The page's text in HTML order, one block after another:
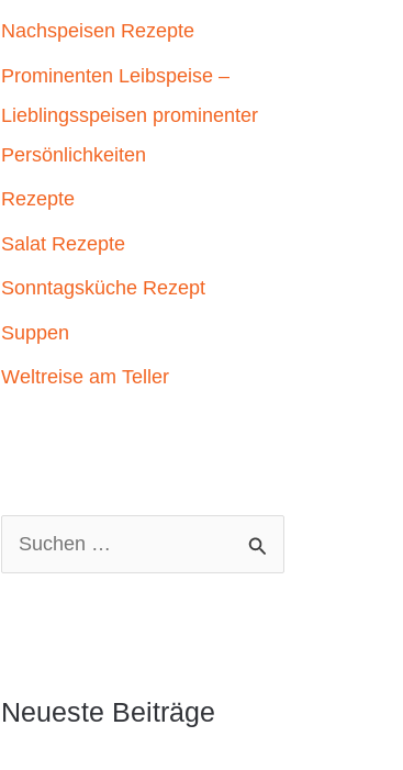
Nachspeisen Rezepte
Prominenten Leibspeise –
Lieblingsspeisen prominenter
Persönlichkeiten
Rezepte
Salat Rezepte
Sonntagsküche Rezept
Suppen
Weltreise am Teller
u
Neueste Beiträge